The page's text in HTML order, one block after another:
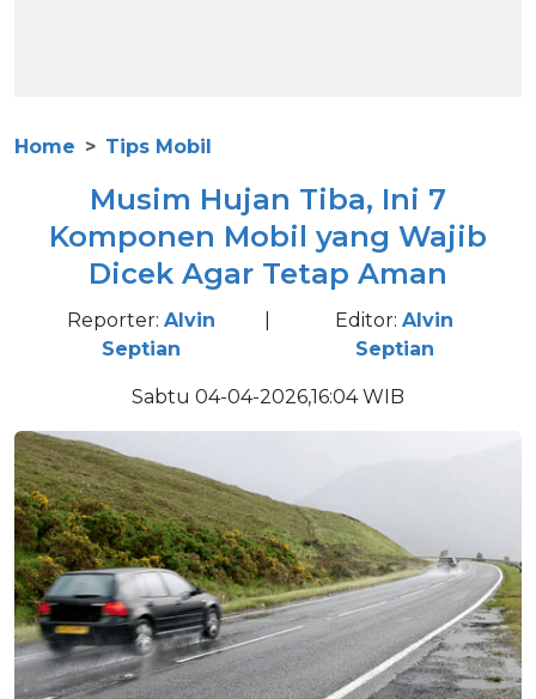
Home Tips Mobil
Musim Hujan Tiba, Ini 7
Komponen Mobil yang Wajib
Dicek Agar Tetap Aman
Reporter: Alvin
Septian
Editor:Alvin
Septian
Sabtu 04-04-2026,16:04 WIB